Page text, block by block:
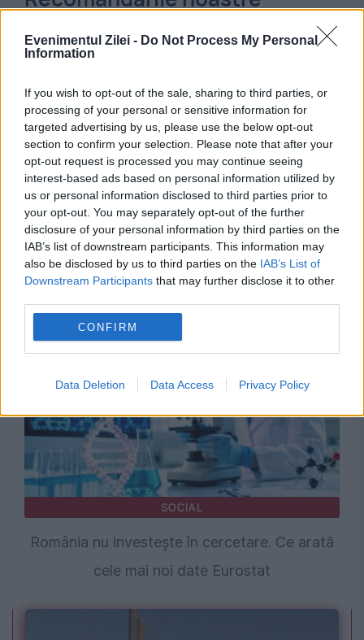
Evenimentul Zilei - Do Not Process My Personal
Information
If you wish to opt-out of the sale, sharing to third parties, or
processing of your personal or sensitive information for
targeted advertising by us, please use the below opt-out
section to confirm your selection. Please note that after your
opt-out request is processed you may continue seeing
interest-based ads based on personal information utilized by
us or personal information disclosed to third parties prior to
your opt-out. You may separately opt-out of the further
disclosure of your personal information by third parties on the
IAB’s list of downstream participants. This information may
also be disclosed by us to third parties on the IAB’s List of
Downstream Participants that may further disclose it to other
CONFIRM
Data Deletion Data Access Privacy Policy
INTERNATIONAL
Lovitură pentru Donald Trump: Construcția
uriașei săli de bal de la Casa Albă a fost
blocată în instanță
SOCIAL
România nu investește în cercetare. Ce arată
cele mai noi date Eurostat